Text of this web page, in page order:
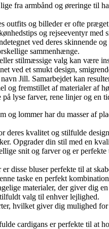
fra armbånd og øreringe til
outfits og billeder er ofte
og rejseeventyr med
ved deres skinnende og
sammenhænge.
stilmæssige valg kan være
ved et smukt design,
Jill. Samarbejdet kan
og fremstillet af materialer af
lyse farver, rene linjer og en
lommer har du masser af
deres kvalitet og stilfulde
Opgrader din stil med en
snit og farver og er perfekte
disse bluser perfekte til at
taske en perfekt
materialer, der giver dig
valg til enhver lejlighed.
hvilket giver dig mulighed
cardigans er perfekte til at